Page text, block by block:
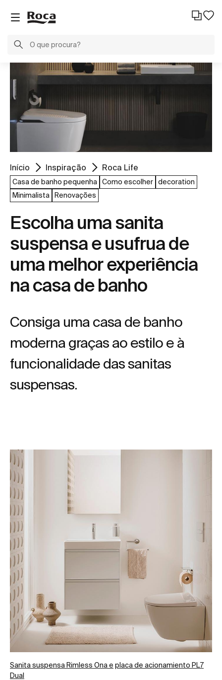
Início Inspiração Roca Life
Casa de banho pequenha Como escolher
decoration
Minimalista
Renovações
Escolha uma sanita
suspensa e usufrua de
uma melhor experiência
na casa de banho
Consiga uma casa de banho
moderna graças ao estilo e à
funcionalidade das sanitas
suspensas.
Sanita suspensa Rimless Ona e placa de acionamiento PL7
Dual